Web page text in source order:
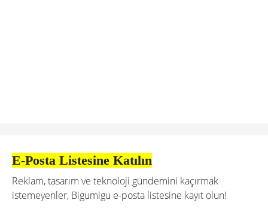
E-Posta Listesine Katılın
Reklam, tasarım ve teknoloji gündemini kaçırmak
istemeyenler, Bigumigu e-posta listesine kayıt olun!